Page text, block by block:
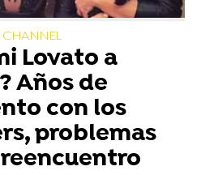
Lovato a
Años de
con los
problemas